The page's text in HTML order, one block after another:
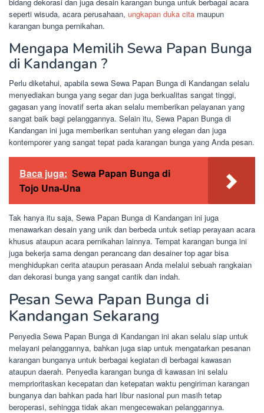
seperti wisuda, acara perusahaan, ungkapan duka cita maupun
karangan bunga pernikahan.
Mengapa Memilih Sewa Papan Bunga
di Kandangan ?
Perlu diketahui, apabila sewa Sewa Papan Bunga di Kandangan selalu
menyediakan bunga yang segar dan juga berkualitas sangat tinggi,
gagasan yang inovatif serta akan selalu memberikan pelayanan yang
sangat baik bagi pelanggannya. Selain itu, Sewa Papan Bunga di
Kandangan ini juga memberikan sentuhan yang elegan dan juga
kontemporer yang sangat tepat pada karangan bunga yang Anda pesan.
Baca juga: Sewa Papan Bunga di
Tojo Una-Una
Tak hanya itu saja, Sewa Papan Bunga di Kandangan ini juga
menawarkan desain yang unik dan berbeda untuk setiap perayaan acara
khusus ataupun acara pernikahan lainnya. Tempat karangan bunga ini
juga bekerja sama dengan perancang dan desainer top agar bisa
menghidupkan cerita ataupun perasaan Anda melalui sebuah rangkaian
dan dekorasi bunga yang sangat cantik dan indah.
Pesan Sewa Papan Bunga di
Kandangan Sekarang
Penyedia Sewa Papan Bunga di Kandangan ini akan selalu siap untuk
melayani pelanggannya, bahkan juga siap untuk mengatarkan pesanan
karangan bunganya untuk berbagai kegiatan di berbagai kawasan
ataupun daerah. Penyedia karangan bunga di kawasan ini selalu
memprioritaskan kecepatan dan ketepatan waktu pengiriman karangan
bunganya dan bahkan pada hari libur nasional pun masih tetap
beroperasi, sehingga tidak akan mengecewakan pelanggannya.